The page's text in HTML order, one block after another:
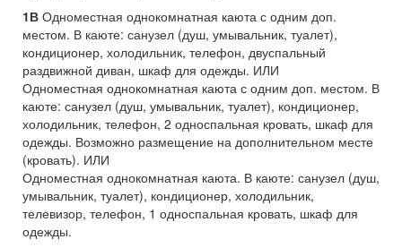
1В Одноместная однокомнатная каюта с одним доп.
местом. В каюте: санузел (душ, умывальник, туалет),
кондиционер, холодильник, телефон, двуспальный
раздвижной диван, шкаф для одежды. ИЛИ
Одноместная однокомнатная каюта с одним доп. местом. В
каюте: санузел (душ, умывальник, туалет), кондиционер,
холодильник, телефон, 2 односпальная кровать, шкаф для
одежды. Возможно размещение на дополнительном месте
(кровать). ИЛИ
Одноместная однокомнатная каюта. В каюте: санузел (душ,
умывальник, туалет), кондиционер, холодильник,
телевизор, телефон, 1 односпальная кровать, шкаф для
одежды.